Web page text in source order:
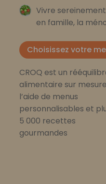
Vivre
en famille, la
Choisissez votre
CROQ est un
alimentaire sur
l’aide de menus
personnalisables et
5 000 recettes
gourmandes